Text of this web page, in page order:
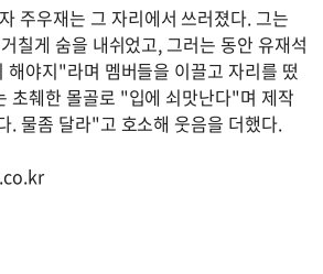
주우재는 그 자리에서 쓰러졌다. 그는
칠게 숨을 내쉬었고, 그러는 동안 유재석
야지"라며 멤버들을 이끌고 자리를 떴
초췌한 몰골로 "입에 쇠맛난다"며 제작
. 물좀 달라"고 호소해 웃음을 더했다.